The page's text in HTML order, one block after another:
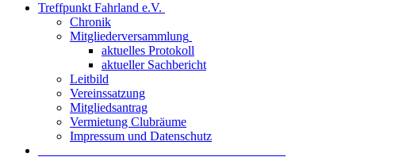
Treffpunkt Fahrland e.V.
Chronik
Mitgliederversammlung
aktuelles Protokoll
aktueller Sachbericht
Leitbild
Vereinssatzung
Mitgliedsantrag
Vermietung Clubräume
Impressum und Datenschutz